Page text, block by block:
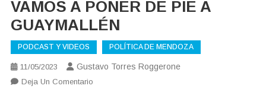
VAMOS A PONER DE PIE A
GUAYMALLÉN
PODCAST Y VIDEOS POLÍTICA DE MENDOZA
11/05/2023 Gustavo Torres Roggerone
Deja Un ComentarioEn